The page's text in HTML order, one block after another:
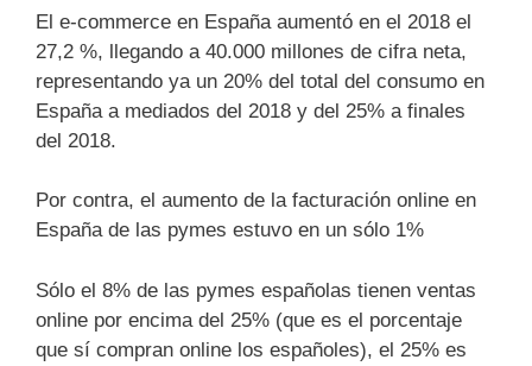
El e-commerce en España aumentó en el 2018 el
27,2 %, llegando a 40.000 millones de cifra neta,
representando ya un 20% del total del consumo en
España a mediados del 2018 y del 25% a finales
del 2018.
Por contra, el aumento de la facturación online en
España de las pymes estuvo en un sólo 1%
Sólo el 8% de las pymes españolas tienen ventas
online por encima del 25% (que es el porcentaje
que sí compran online los españoles), el 25% es